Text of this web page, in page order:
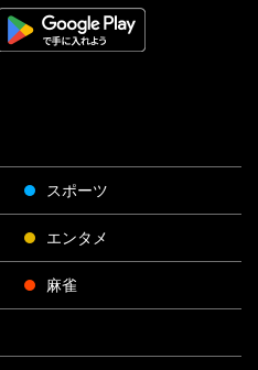
スポーツ
エンタメ
麻雀